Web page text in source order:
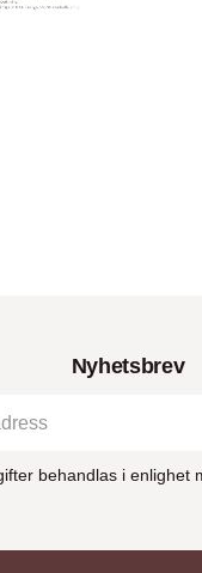
Nyhetsbrev
behandlas i enlighet